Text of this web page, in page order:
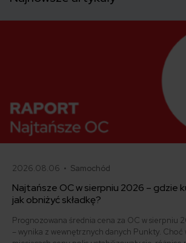
2026.08.06 • Samochód
Najtańsze OC w sierpniu 2026 – gdzie
jak obniżyć składkę?
Prognozowana średnia cena za OC w sierpniu
– wynika z wewnętrznych danych Punkty. Choć